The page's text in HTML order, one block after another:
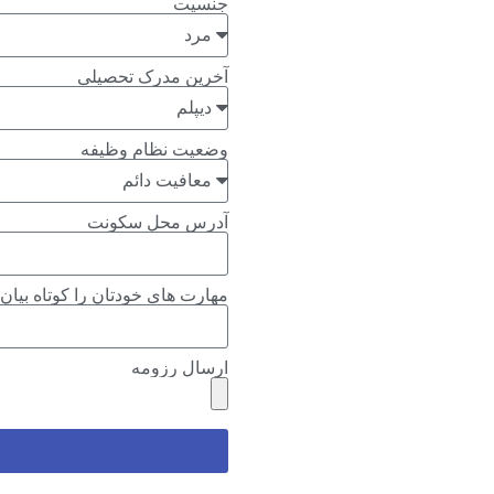
جنسیت
آخرین مدرک تحصیلی
وضعیت نظام وظیفه
آدرس محل سکونت
مهارت های خودتان را کوتاه بیان
ارسال رزومه